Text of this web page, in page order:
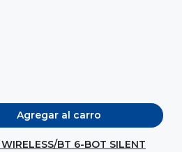
Agregar al carro
BT 6-BOT SILENT